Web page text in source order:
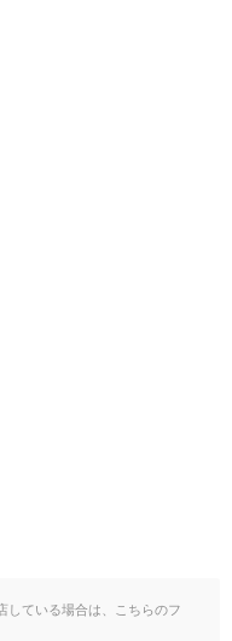
している場合は、こちらのフ